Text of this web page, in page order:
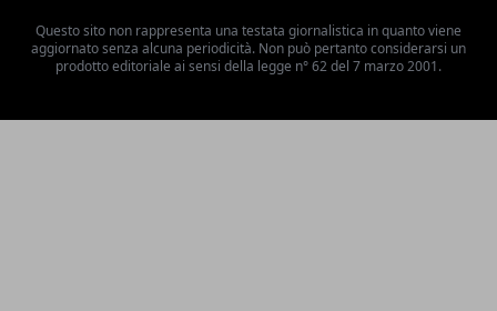
Questo sito non rappresenta una testata giornalistica in quanto viene
aggiornato senza alcuna periodicità. Non può pertanto considerarsi un
prodotto editoriale ai sensi della legge n° 62 del 7 marzo 2001.